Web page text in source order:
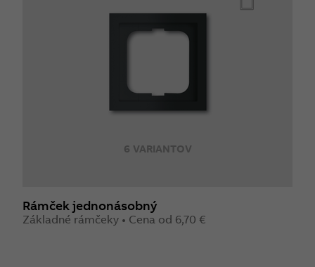
6 VARIANTOV
Rámček jednonásobný
Základné rámčeky • Cena od 6,70 €